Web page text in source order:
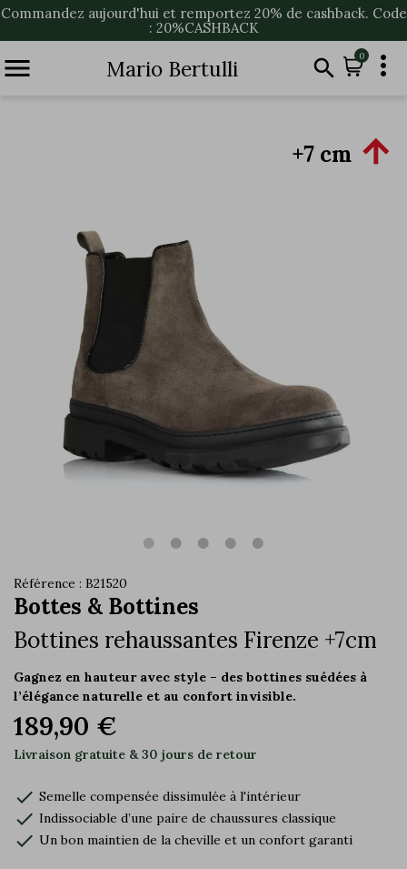
Commandez aujourd'hui et remportez 20% de cashback. Code
: 20%CASHBACK
 Mario Bertulli  0 
+7 cm 
Référence : B21520
Bottes & Bottines
Bottines rehaussantes Firenze +7cm
Gagnez en hauteur avec style – des bottines suédées à
l’élégance naturelle et au confort invisible.
189,90 €
Livraison gratuite & 30 jours de retour
check Semelle compensée dissimulée à l'intérieur
check Indissociable d’une paire de chaussures classique
check Un bon maintien de la cheville et un confort garanti